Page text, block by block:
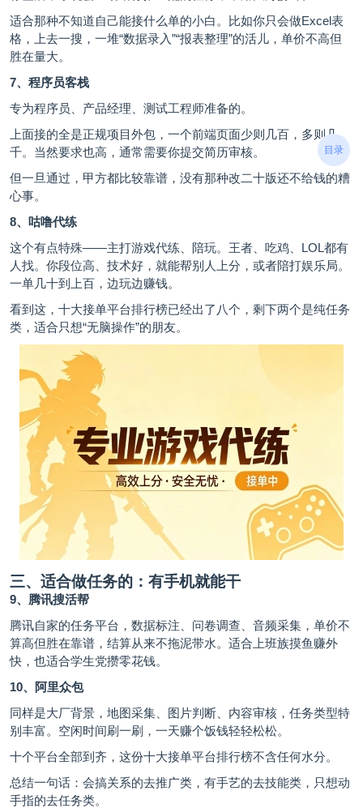
适合那种不知道自己能接什么单的小白。比如你只会做Excel表
格，上去一搜，一堆“数据录入”“报表整理”的活儿，单价不高但
胜在量大。
7、程序员客栈
专为程序员、产品经理、测试工程师准备的。
上面接的全是正规项目外包，一个前端页面少则几百，多则几
千。当然要求也高，通常需要你提交简历审核。
但一旦通过，甲方都比较靠谱，没有那种改二十版还不给钱的糟
心事。
8、咕噜代练
这个有点特殊——主打游戏代练、 陪玩。王者、吃鸡、LOL都有
人找。你段位高、技术好，就能帮别人上分，或者陪打娱乐局。
一单几十到上百，边玩边赚钱。
看到这，十大接单平台排行榜已经出了八个，剩下两个是纯任务
类，适合只想“无脑操作”的朋友。
三、适合做任务的：有手机就能干
9、腾讯搜活帮
腾讯自家的任务平台，数据标注、问卷调查、音频采集，单价不
算高但胜在靠谱，结算从来不拖泥带水。适合上班族摸鱼赚外
快，也适合学生党攒零花钱。
10、阿里众包
同样是大厂背景，地图采集、图片判断、内容审核，任务类型特
别丰富。空闲时间刷一刷，一天赚个饭钱轻轻松松。
十个平台全部到齐，这份十大接单平台排行榜不含任何水分。
总结一句话：会搞关系的去推广类，有手艺的去技能类，只想动
手指的去任务类。
目录